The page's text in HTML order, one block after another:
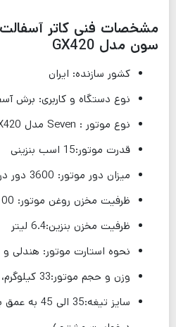
مشخصات فنی کاتر آسفالت
سون مدل GX420
کشور سازنده: ایران
نوع دستگاه و کاربری: برش
نوع موتور : Seven مدل GX420
قدرت موتور:15 اسب بنزینی
میزان دور موتور: 3600 دور در دقیقه
ظرفیت مخزن روغن موتور: 1100 سی سی
ظرفیت مخزن بنزین:6.4 لیتر
نحوه استارت موتور: هندلی و
وزن و حجم موتور:33 کیلوگرم، 420سی سی